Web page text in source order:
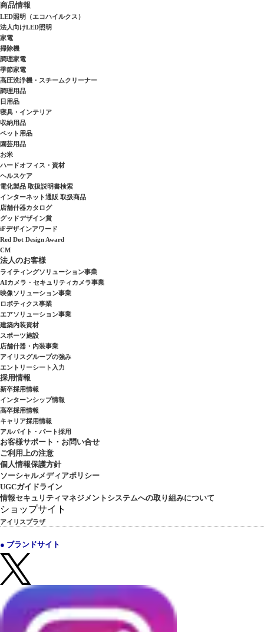
商品情報
LED照明（エコハイルクス）
法人向けLED照明
家電
掃除機
調理家電
季節家電
高圧洗浄機・スチームクリーナー
調理用品
日用品
寝具・インテリア
収納用品
ペット用品
園芸用品
お米
ハードオフィス・資材
ヘルスケア
電化製品 取扱説明書検索
インターネット通販 取扱商品
店舗什器カタログ
グッドデザイン賞
iFデザインアワード
Red Dot Design Award
CM
法人のお客様
ライティングソリューション事業
AIカメラ・セキュリティカメラ事業
映像ソリューション事業
ロボティクス事業
エアソリューション事業
建築内装資材
スポーツ施設
店舗什器・内装事業
アイリスグループの強み
エントリーシート入力
採用情報
新卒採用情報
インターンシップ情報
高卒採用情報
キャリア採用情報
アルバイト・パート採用
お客様サポート・お問い合せ
ご利用上の注意
個人情報保護方針
ソーシャルメディアポリシー
UGCガイドライン
情報セキュリティマネジメントシステムへの取り組みについて
ショップサイト
アイリスプラザ
● ブランドサイト